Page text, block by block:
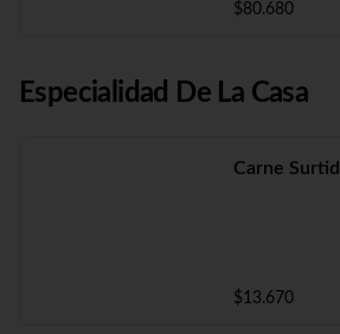
$80.680
Especialidad De La Casa
Carne
$13.670